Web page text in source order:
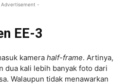
-
EE-3
kamera half-frame. Artinya,
dua kali lebih banyak foto dari
Walaupun tidak menawarkan